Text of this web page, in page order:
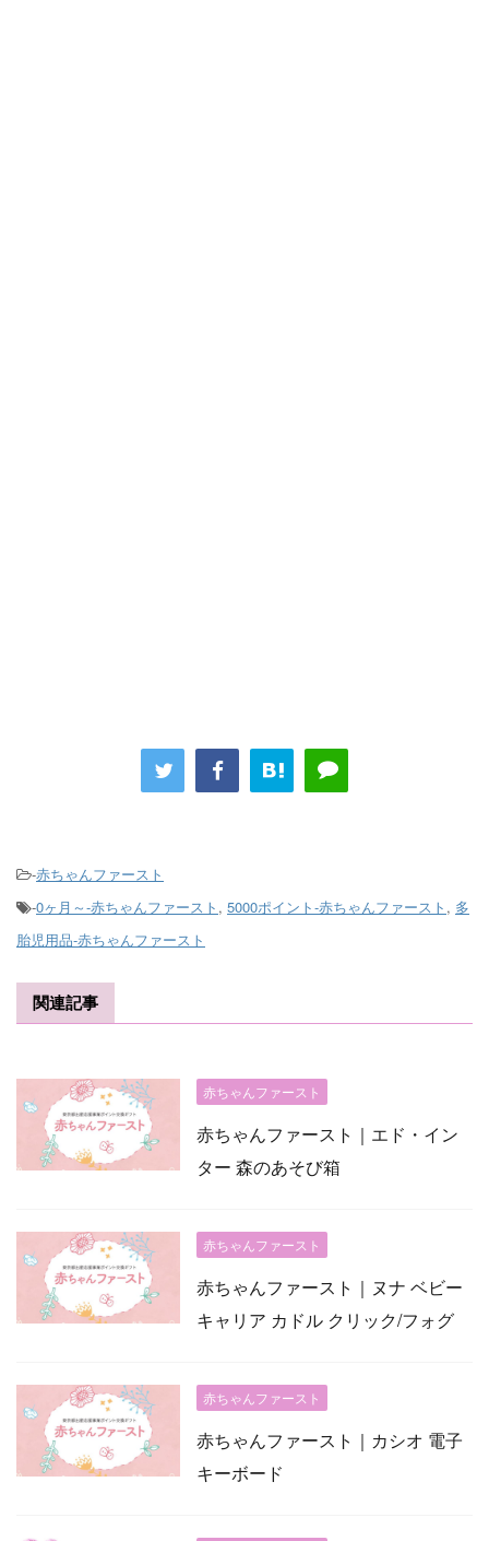
-赤ちゃんファースト
-0ヶ月～-赤ちゃんファースト , 5000ポイント-赤ちゃんファースト , 多
胎児用品-赤ちゃんファースト
関連記事
赤ちゃんファースト
赤ちゃんファースト｜エド・イン
ター 森のあそび箱
赤ちゃんファースト
赤ちゃんファースト｜ヌナ ベビー
キャリア カドル クリック/フォグ
赤ちゃんファースト
赤ちゃんファースト｜カシオ 電子
キーボード